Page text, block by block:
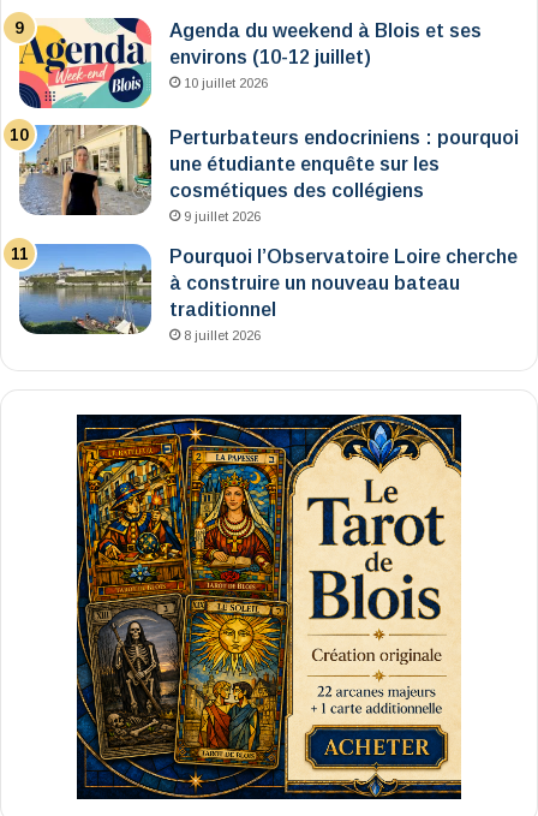
Agenda du weekend à Blois et ses
environs (10-12 juillet)
10 juillet 2026
Perturbateurs endocriniens : pourquoi
une étudiante enquête sur les
cosmétiques des collégiens
9 juillet 2026
Pourquoi l’Observatoire Loire cherche
à construire un nouveau bateau
traditionnel
8 juillet 2026